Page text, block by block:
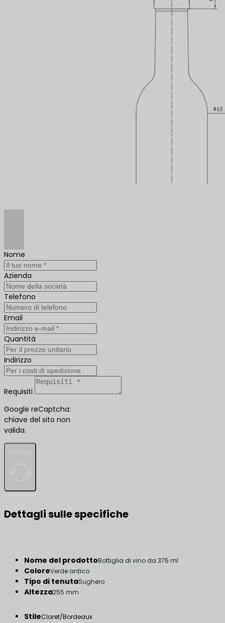
Nome
Azienda
Telefono
Email
Quantità
Indirizzo
Requisiti
Google reCaptcha:
chiave del sito non
valida.
Dettagli sulle specifiche
Nome del prodottoBottiglia di vino da 375 ml
ColoreVerde antico
Tipo di tenutaSughero
Altezza255 mm
StileClaret/Bordeaux